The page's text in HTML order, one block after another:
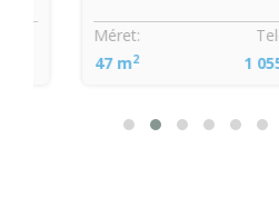
Méret:
47 m2
Telek:
1 055 m2